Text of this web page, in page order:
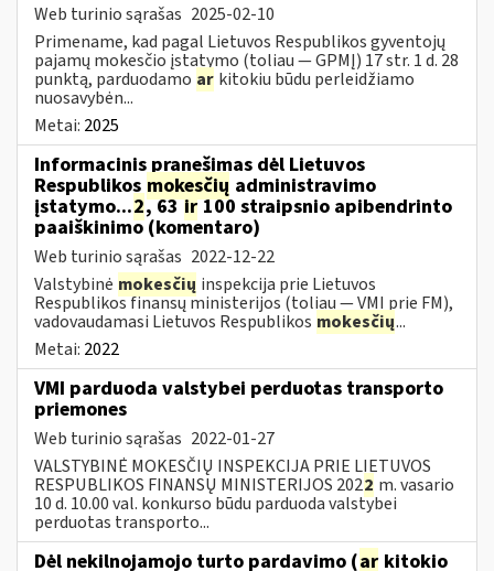
Web turinio sąrašas 2025-02-10
Primename, kad pagal Lietuvos Respublikos gyventojų
pajamų mokesčio įstatymo (toliau — GPMĮ) 17 str. 1 d. 28
punktą, parduodamo ar kitokiu būdu perleidžiamo
nuosavybėn...
Metai: 2025
Informacinis pranešimas dėl Lietuvos
Respublikos mokesčių administravimo
įstatymo...2, 63ir100 straipsnio apibendrinto
paaiškinimo (komentaro)
Web turinio sąrašas 2022-12-22
Valstybinė mokesčių inspekcija prie Lietuvos
Respublikos finansų ministerijos (toliau — VMI prie FM),
vadovaudamasi Lietuvos Respublikos mokesčių...
Metai: 2022
VMI parduoda valstybei perduotas transporto
priemones
Web turinio sąrašas 2022-01-27
VALSTYBINĖ MOKESČIŲ INSPEKCIJA PRIE LIETUVOS
RESPUBLIKOS FINANSŲ MINISTERIJOS 2022 m. vasario
10 d. 10.00 val. konkurso būdu parduoda valstybei
perduotas transporto...
Dėl nekilnojamojo turto pardavimo (ar kitokio